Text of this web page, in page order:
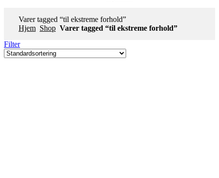
Varer tagged “til ekstreme forhold”
Hjem Shop Varer tagged “til ekstreme forhold”
Filter